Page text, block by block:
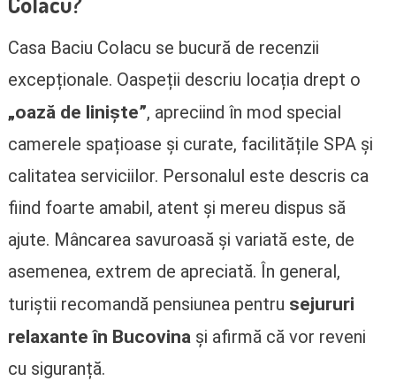
Casa Baciu Colacu se bucură de recenzii
excepționale. Oaspeții descriu locația drept o
„oază de liniște”, apreciind în mod special
camerele spațioase și curate, facilitățile SPA și
calitatea serviciilor. Personalul este descris ca
fiind foarte amabil, atent și mereu dispus să
ajute. Mâncarea savuroasă și variată este, de
asemenea, extrem de apreciată. În general,
turiștii recomandă pensiunea pentru sejururi
relaxante în Bucovinași afirmă că vor reveni
cu siguranță.